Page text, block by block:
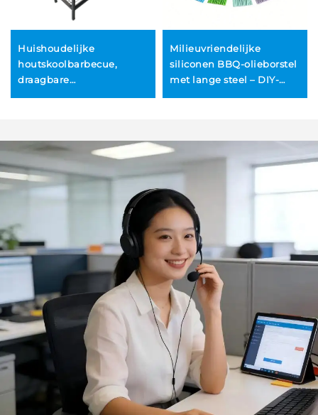
Huishoudelijke
houtskoolbarbecue,
draagbare
Milieuvriendelijke
siliconen BBQ-olieborstel
met lange steel – DIY-
koken en barbecue –
accessoires en BBQ-
gereedschap